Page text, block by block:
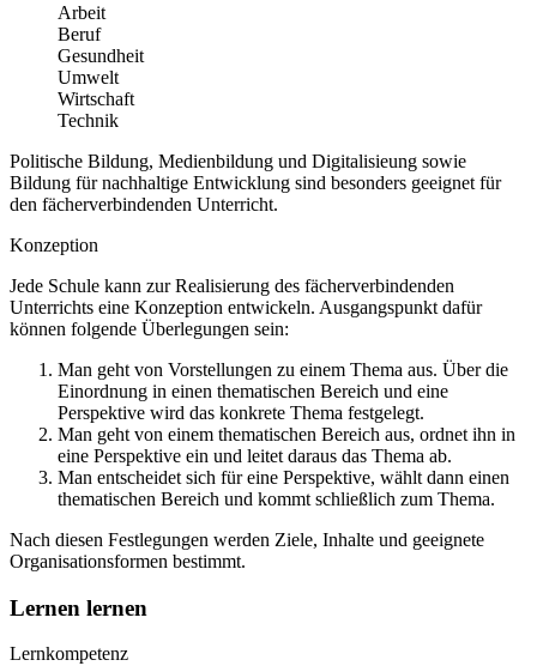
Arbeit
Beruf
Gesundheit
Umwelt
Wirtschaft
Technik
Politische Bildung, Medienbildung und Digitalisieung sowie
Bildung für nachhaltige Entwicklung sind besonders geeignet für
den fächerverbindenden Unterricht.
Konzeption
Jede Schule kann zur Realisierung des fächerverbindenden
Unterrichts eine Konzeption entwickeln. Ausgangspunkt dafür
können folgende Überlegungen sein:
Man geht von Vorstellungen zu einem Thema aus. Über die
Einordnung in einen thematischen Bereich und eine
Perspektive wird das konkrete Thema festgelegt.
Man geht von einem thematischen Bereich aus, ordnet ihn in
eine Perspektive ein und leitet daraus das Thema ab.
Man entscheidet sich für eine Perspektive, wählt dann einen
thematischen Bereich und kommt schließlich zum Thema.
Nach diesen Festlegungen werden Ziele, Inhalte und geeignete
Organisationsformen bestimmt.
Lernen lernen
Lernkompetenz